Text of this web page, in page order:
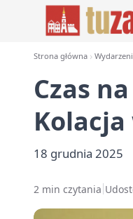
Strona główna
Czas
18 grudnia 2025
2 min czytania